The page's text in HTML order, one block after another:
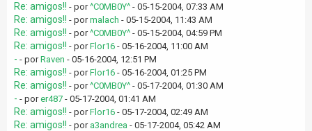
Re: amigos!! - por^C0MB0Y^ - 05-15-2004, 07:33 AM
Re: amigos!! - pormalach - 05-15-2004, 11:43 AM
Re: amigos!! - por^C0MB0Y^ - 05-15-2004, 04:59 PM
Re: amigos!! - porFlor16 - 05-16-2004, 11:00 AM
- - porRaven - 05-16-2004, 12:51 PM
Re: amigos!! - porFlor16 - 05-16-2004, 01:25 PM
Re: amigos!! - por^C0MB0Y^ - 05-17-2004, 01:30 AM
- - porer487 - 05-17-2004, 01:41 AM
Re: amigos!! - porFlor16 - 05-17-2004, 02:49 AM
Re: amigos!! - por a3andrea - 05-17-2004, 05:42 AM